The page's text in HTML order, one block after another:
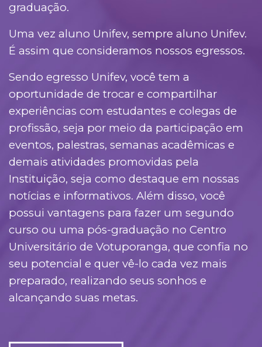
graduação.
Uma vez aluno Unifev, sempre aluno Unifev.
É assim que consideramos nossos egressos.
Sendo egresso Unifev, você tem a
oportunidade de trocar e compartilhar
experiências com estudantes e colegas de
profissão, seja por meio da participação em
eventos, palestras, semanas acadêmicas e
demais atividades promovidas pela
Instituição, seja como destaque em nossas
notícias e informativos. Além disso, você
possui vantagens para fazer um segundo
curso ou uma pós-graduação no Centro
Universitário de Votuporanga, que confia no
seu potencial e quer vê-lo cada vez mais
preparado, realizando seus sonhos e
alcançando suas metas.